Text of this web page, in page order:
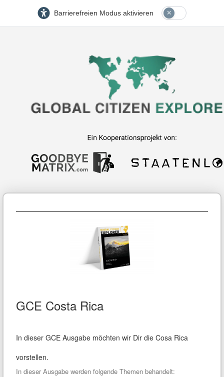
Barrierefreien Modus aktivieren
GCE Costa Rica
In dieser GCE Ausgabe möchten wir Dir die Cosa Rica
vorstellen.
In dieser Ausgabe werden folgende Themen behandelt: